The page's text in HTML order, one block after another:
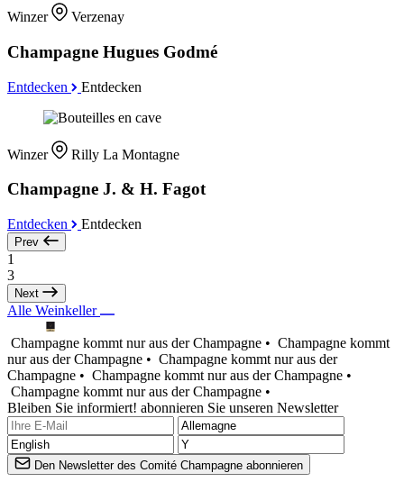
Winzer Verzenay
Champagne Hugues Godmé
Entdecken Entdecken
Winzer Rilly La Montagne
Champagne J. & H. Fagot
Entdecken Entdecken
Prev
1
3
Next
Alle Weinkeller
Champagne kommt nur aus der Champagne • Champagne kommt
nur aus der Champagne • Champagne kommt nur aus der
Champagne • Champagne kommt nur aus der Champagne •
Champagne kommt nur aus der Champagne •
Bleiben Sie informiert! abonnieren Sie unseren Newsletter
Den Newsletter des Comité Champagne abonnieren